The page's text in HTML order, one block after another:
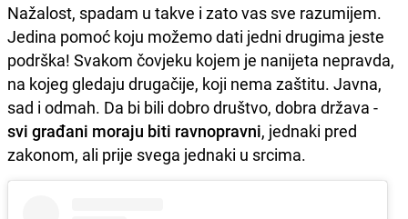
Nažalost, spadam u takve i zato vas sve razumijem.
Jedina pomoć koju možemo dati jedni drugima jeste
podrška! Svakom čovjeku kojem je nanijeta nepravda,
na kojeg gledaju drugačije, koji nema zaštitu. Javna,
sad i odmah. Da bi bili dobro društvo, dobra država -
svi građani moraju biti ravnopravni, jednaki pred
zakonom, ali prije svega jednaki u srcima.